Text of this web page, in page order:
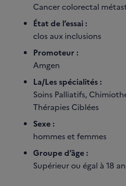
Cancer colorectal
État de l’essai :
clos aux inclusions
Promoteur :
Amgen
La/Les spécialités :
Soins Palliatifs,
Thérapies Ciblées
Sexe :
hommes et femmes
Groupe d’âge :
Supérieur ou égal à 18